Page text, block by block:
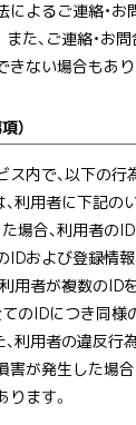
によるご連絡・お
た、ご連絡・お
きない場合もあり
）
ス内で、以下の行
、利用者に下記の
場合、利用者の
IDおよび登録情
利用者が複数のID
てのIDにつき同
、利用者の違反行
害が発生した場
ます。